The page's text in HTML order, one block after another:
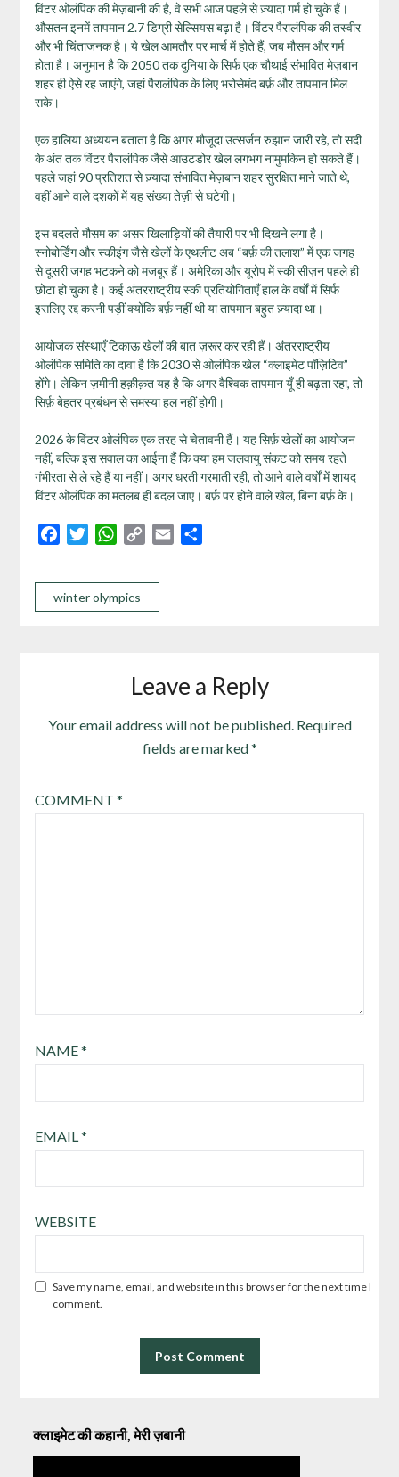
विंटर ओलंपिक की मेज़बानी की है, वे सभी आज पहले से ज़्यादा गर्म हो चुके हैं।
औसतन इनमें तापमान 2.7 डिग्री सेल्सियस बढ़ा है। विंटर पैरालंपिक की तस्वीर
और भी चिंताजनक है। ये खेल आमतौर पर मार्च में होते हैं, जब मौसम और गर्म
होता है। अनुमान है कि 2050 तक दुनिया के सिर्फ एक चौथाई संभावित मेज़बान
शहर ही ऐसे रह जाएंगे, जहां पैरालंपिक के लिए भरोसेमंद बर्फ़ और तापमान मिल
सके।
एक हालिया अध्ययन बताता है कि अगर मौजूदा उत्सर्जन रुझान जारी रहे, तो सदी
के अंत तक विंटर पैरालंपिक जैसे आउटडोर खेल लगभग नामुमकिन हो सकते हैं।
पहले जहां 90 प्रतिशत से ज़्यादा संभावित मेज़बान शहर सुरक्षित माने जाते थे,
वहीं आने वाले दशकों में यह संख्या तेज़ी से घटेगी।
इस बदलते मौसम का असर खिलाड़ियों की तैयारी पर भी दिखने लगा है।
स्नोबोर्डिंग और स्कीइंग जैसे खेलों के एथलीट अब “बर्फ़ की तलाश” में एक जगह
से दूसरी जगह भटकने को मजबूर हैं। अमेरिका और यूरोप में स्की सीज़न पहले ही
छोटा हो चुका है। कई अंतरराष्ट्रीय स्की प्रतियोगिताएँ हाल के वर्षों में सिर्फ
इसलिए रद्द करनी पड़ीं क्योंकि बर्फ़ नहीं थी या तापमान बहुत ज़्यादा था।
आयोजक संस्थाएँ टिकाऊ खेलों की बात ज़रूर कर रही हैं। अंतरराष्ट्रीय
ओलंपिक समिति का दावा है कि 2030 से ओलंपिक खेल “क्लाइमेट पॉज़िटिव”
होंगे। लेकिन ज़मीनी हक़ीक़त यह है कि अगर वैश्विक तापमान यूँ ही बढ़ता रहा, तो
सिर्फ़ बेहतर प्रबंधन से समस्या हल नहीं होगी।
2026 के विंटर ओलंपिक एक तरह से चेतावनी हैं। यह सिर्फ़ खेलों का आयोजन
नहीं, बल्कि इस सवाल का आईना हैं कि क्या हम जलवायु संकट को समय रहते
गंभीरता से ले रहे हैं या नहीं। अगर धरती गरमाती रही, तो आने वाले वर्षों में शायद
विंटर ओलंपिक का मतलब ही बदल जाए। बर्फ़ पर होने वाले खेल, बिना बर्फ़ के।
FacebookTwitterWhatsApp
Copy
Email
winter olympics
Leave a Reply
Your email address will not be published. Required
fields are marked*
COMMENT *
NAME*
EMAIL*
WEBSITE
Save my name, email, and website in this browser for the next time I
comment.
क्लाइमेट की कहानी, मेरी ज़बानी